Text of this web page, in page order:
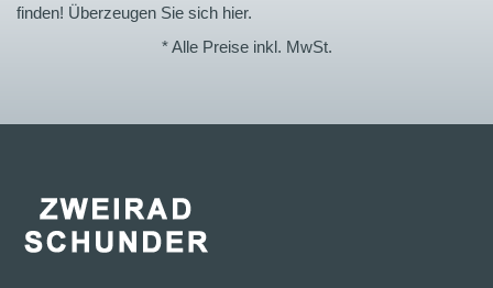
finden! Überzeugen Sie sich hier.
* Alle Preise inkl. MwSt.